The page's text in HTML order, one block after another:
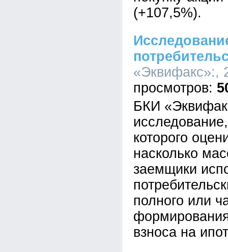
(+107,5%).
«Эквифакс»:,
БКИ
которого
насколько
заемщики
полного или
взноса на